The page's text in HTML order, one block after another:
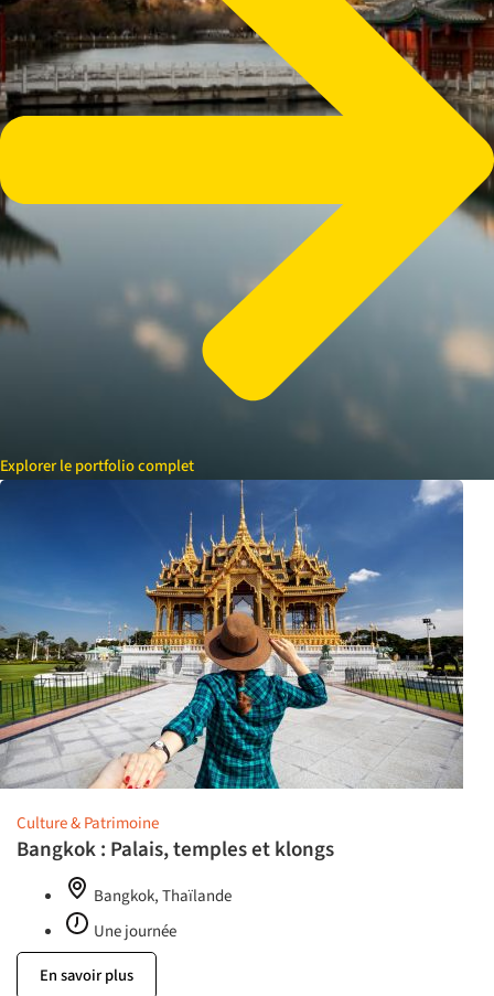
Explorer le portfolio complet
Culture & Patrimoine
Bangkok : Palais, temples et klongs
Bangkok, Thaïlande
Une journée
En savoir plus